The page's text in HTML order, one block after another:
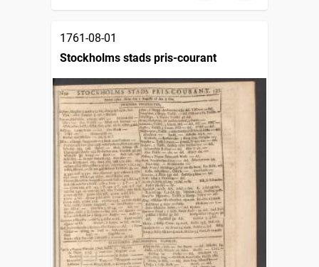
1761-08-01
Stockholms stads pris-courant